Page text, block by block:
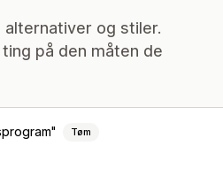
og stiler.
på den måten de
Tøm